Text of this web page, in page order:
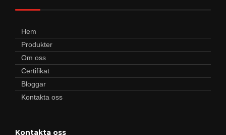
Hem
Produkter
Om oss
Certifikat
Bloggar
Kontakta oss
Kontakta oss